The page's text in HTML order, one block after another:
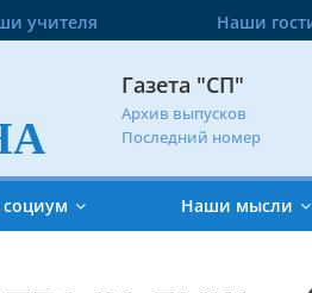
учителя Наши
Газета "СП"
Архив выпусков
Последний номер
Наши мысли